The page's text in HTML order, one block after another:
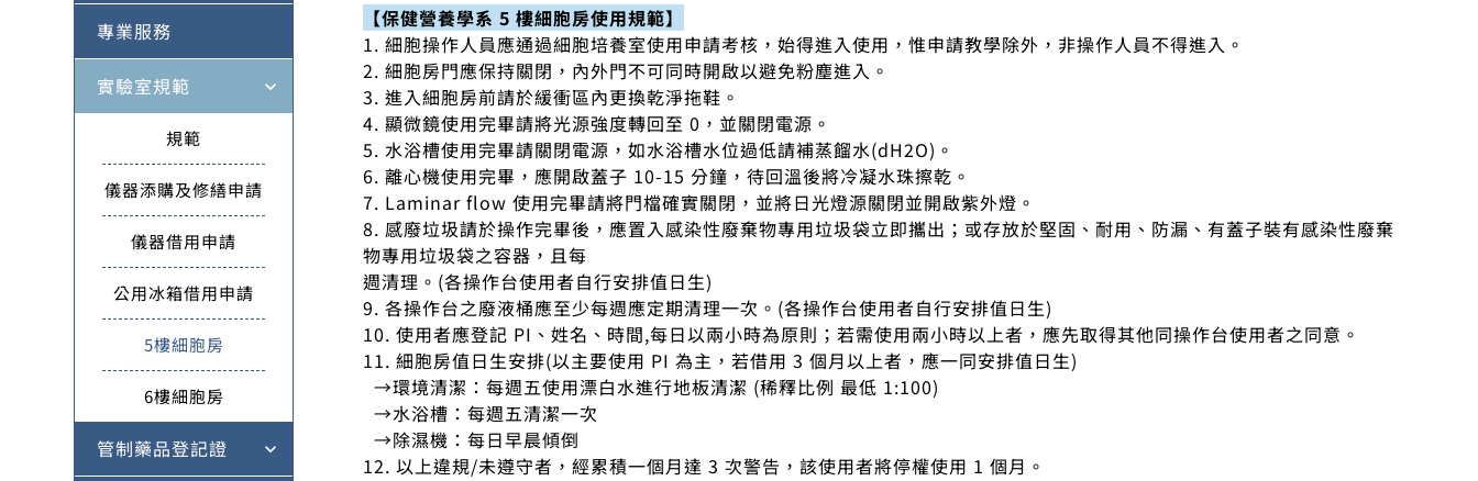
專業服務
實驗室規範 expand_more
規範
儀器添購及修繕申請
儀器借用申請
公用冰箱借用申請
5樓細胞房
6樓細胞房
管制藥品登記證 expand_more
【保健營養學系 5 樓細胞房使用規範】
1. 細胞操作人員應通過細胞培養室使用申請考核，始得進入使用，惟申請教學除外，非操作人員不得進入。
2. 細胞房門應保持關閉，內外門不可同時開啟以避免粉塵進入。
3. 進入細胞房前請於緩衝區內更換乾淨拖鞋。
4. 顯微鏡使用完畢請將光源強度轉回至 0，並關閉電源。
5. 水浴槽使用完畢請關閉電源，如水浴槽水位過低請補蒸餾水(dH2O)。
6. 離心機使用完畢，應開啟蓋子 10-15 分鐘，待回溫後將冷凝水珠擦乾。
7. Laminar flow 使用完畢請將門檔確實關閉，並將日光燈源關閉並開啟紫外燈。
8. 感廢垃圾請於操作完畢後，應置入感染性廢棄物專用垃圾袋立即攜出；或存放於堅固、耐用、防漏、有蓋子裝有感染性廢棄
物專用垃圾袋之容器，且每
週清理。(各操作台使用者自行安排值日生)
9. 各操作台之廢液桶應至少每週應定期清理一次。(各操作台使用者自行安排值日生)
10. 使用者應登記 PI、姓名、時間,每日以兩小時為原則；若需使用兩小時以上者，應先取得其他同操作台使用者之同意。
11. 細胞房值日生安排(以主要使用 PI 為主，若借用 3 個月以上者，應一同安排值日生)
→環境清潔：每週五使用漂白水進行地板清潔 (稀釋比例 最低 1:100)
→水浴槽：每週五清潔一次
→除濕機：每日早晨傾倒
12. 以上違規/未遵守者，經累積一個月達 3 次警告，該使用者將停權使用 1 個月。